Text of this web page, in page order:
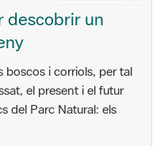
descobrir un
boscos i corriols, per tal
el present i el futur
del Parc Natural: els